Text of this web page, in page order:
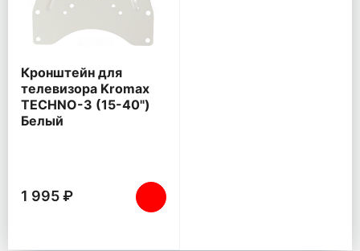
Кронштейн для
телевизора Kromax
TECHNO-3 (15-40")
Белый
1 995 ₽